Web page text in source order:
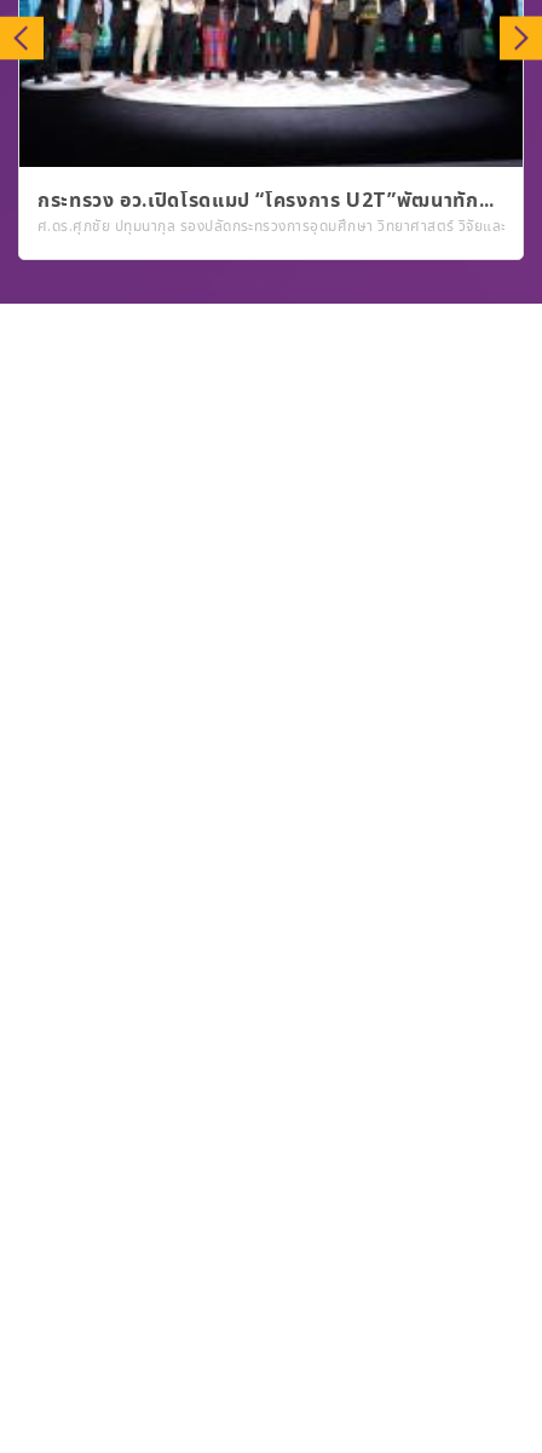
For BCG Online Community” ทำกิจกรรมให้สอดคล้องกับกลุ่มเป้าหมายหลัก
กระทรวง อว.เปิดโรดแมป “โครงการ U2T”พัฒนาทักษะผู้ได้รับการจ้างงานผ่านระบบออนไลน์ก่อนทยอยลงพื้นที่จริง!
ศ.ดร.ศุภชัย ปทุมนากุล รองปลัดกระทรวงการอุดมศึกษา วิทยาศาสตร์ วิจัยและนวัต